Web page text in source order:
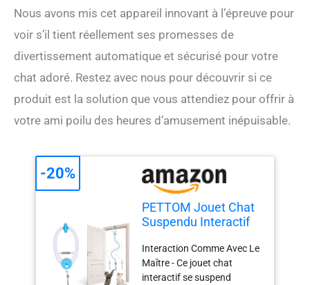
Nous avons mis cet appareil innovant à l’épreuve pour
voir s’il tient réellement ses promesses de
divertissement automatique et sécurisé pour votre
chat adoré. Restez avec nous pour découvrir si ce
produit est la solution que vous attendiez pour offrir à
votre ami poilu des heures d’amusement inépuisable.
PETTOM Jouet Chat
Suspendu Interactif
Interaction Comme Avec Le
Maître - Ce jouet chat
interactif se suspend
-20%